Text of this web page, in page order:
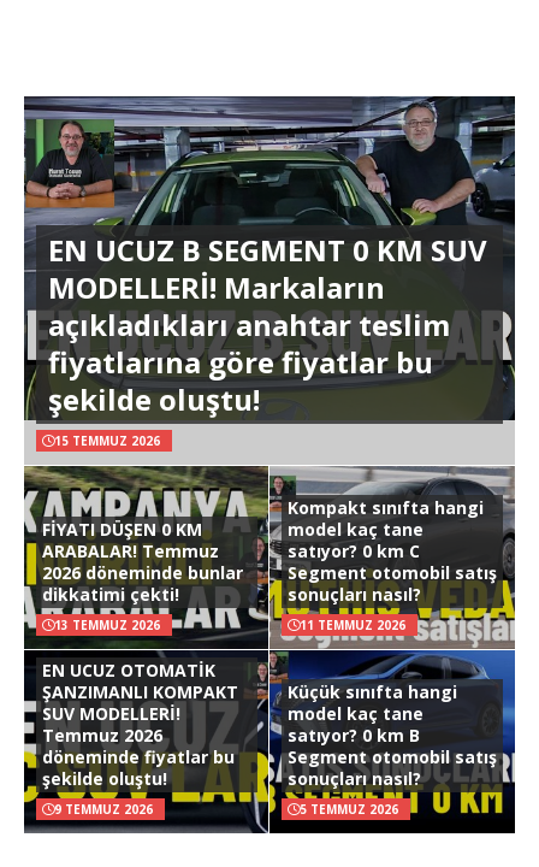
EN UCUZ B SEGMENT 0 KM SUV
MODELLERİ! Markaların
açıkladıkları anahtar teslim
fiyatlarına göre fiyatlar bu
şekilde oluştu!
15 TEMMUZ 2026
FİYATI DÜŞEN 0 KM
ARABALAR! Temmuz
2026 döneminde bunlar
dikkatimi çekti!
13 TEMMUZ 2026
Kompakt sınıfta hangi
model kaç tane
satıyor? 0 km C
Segment otomobil satış
sonuçları nasıl?
11 TEMMUZ 2026
EN UCUZ OTOMATİK
ŞANZIMANLI KOMPAKT
SUV MODELLERİ!
Temmuz 2026
döneminde fiyatlar bu
şekilde oluştu!
9 TEMMUZ 2026
Küçük sınıfta hangi
model kaç tane
satıyor? 0 km B
Segment otomobil satış
sonuçları nasıl?
5 TEMMUZ 2026